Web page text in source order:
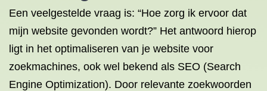
Een veelgestelde vraag is: “Hoe zorg ik ervoor dat
mijn website gevonden wordt?” Het antwoord hierop
ligt in het optimaliseren van je website voor
zoekmachines, ook wel bekend als SEO (Search
Engine Optimization). Door relevante zoekwoorden